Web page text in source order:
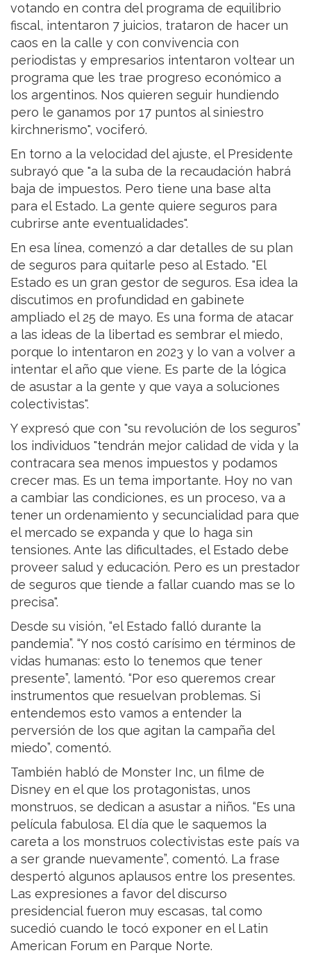
votando en contra del programa de equilibrio
fiscal, intentaron 7 juicios, trataron de hacer un
caos en la calle y con convivencia con
periodistas y empresarios intentaron voltear un
programa que les trae progreso económico a
los argentinos. Nos quieren seguir hundiendo
pero le ganamos por 17 puntos al siniestro
kirchnerismo", vociferó.
En torno a la velocidad del ajuste, el Presidente
subrayó que "a la suba de la recaudación habrá
baja de impuestos. Pero tiene una base alta
para el Estado. La gente quiere seguros para
cubrirse ante eventualidades".
En esa línea, comenzó a dar detalles de su plan
de seguros para quitarle peso al Estado. "El
Estado es un gran gestor de seguros. Esa idea la
discutimos en profundidad en gabinete
ampliado el 25 de mayo. Es una forma de atacar
a las ideas de la libertad es sembrar el miedo,
porque lo intentaron en 2023 y lo van a volver a
intentar el año que viene. Es parte de la lógica
de asustar a la gente y que vaya a soluciones
colectivistas".
Y expresó que con "su revolución de los seguros”
los individuos "tendrán mejor calidad de vida y la
contracara sea menos impuestos y podamos
crecer mas. Es un tema importante. Hoy no van
a cambiar las condiciones, es un proceso, va a
tener un ordenamiento y secuncialidad para que
el mercado se expanda y que lo haga sin
tensiones. Ante las dificultades, el Estado debe
proveer salud y educación. Pero es un prestador
de seguros que tiende a fallar cuando mas se lo
precisa".
Desde su visión, “el Estado falló durante la
pandemia”. “Y nos costó carísimo en términos de
vidas humanas: esto lo tenemos que tener
presente”, lamentó. “Por eso queremos crear
instrumentos que resuelvan problemas. Si
entendemos esto vamos a entender la
perversión de los que agitan la campaña del
miedo”, comentó.
También habló de Monster Inc, un filme de
Disney en el que los protagonistas, unos
monstruos, se dedican a asustar a niños. “Es una
película fabulosa. El día que le saquemos la
careta a los monstruos colectivistas este país va
a ser grande nuevamente”, comentó. La frase
despertó algunos aplausos entre los presentes.
Las expresiones a favor del discurso
presidencial fueron muy escasas, tal como
sucedió cuando le tocó exponer en el Latin
American Forum en Parque Norte.